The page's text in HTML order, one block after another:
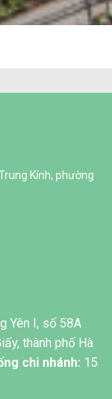
Kính, phường
Yên I, số 58A
thành phố Hà
chi nhánh: 15